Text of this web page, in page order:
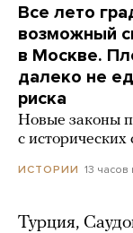
Все лето
возможный
в Москве.
далеко не
риска
Новые законы
с
ИСТОРИИ 13 часов
Турция,